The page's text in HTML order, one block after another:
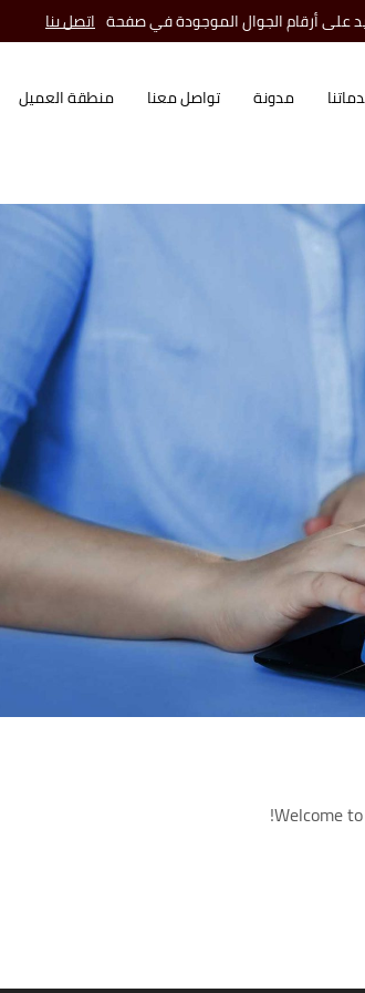
على أرقام الجوال الموجودة في صفحة اتصل بنا
مدونة تواصل معنا منطقة العميل
Welcome